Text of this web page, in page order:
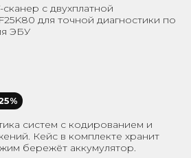
с двухплатной
для точной диагностики по
ЭБУ
↗
систем с кодированием и
Кейс в комплекте хранит
бережёт аккумулятор.
Перейти к товару ↗